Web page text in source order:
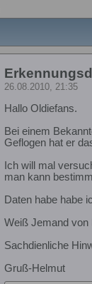
26.08.2010, 21:35
Hallo Oldiefans.
Bei einem
Geflogen hat er
Ich will mal
man kann
Daten habe habe
Weiß Jemand von
Sachdienliche
Gruß-Helmut